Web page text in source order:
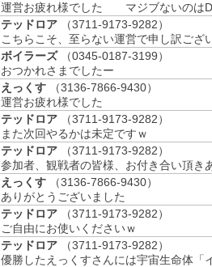
運営お疲れ様でした マジブないのは
テッドロア
（3711-9173-9282）
こちらこそ、至らない運営で申し訳ござ
ボイラーズ
（0345-0187-3199）
おつかれさまでしたー
えっくす
（3136-7866-9430）
運営お疲れ様でした
テッドロア
（3711-9173-9282）
また次回やるかは未定ですｗ
テッドロア
（3711-9173-9282）
参加者、観戦者の皆様、お付き合い頂き
えっくす
（3136-7866-9430）
ありがとうございました
テッドロア
（3711-9173-9282）
ご自由にお使いくださいｗ
テッドロア
（3711-9173-9282）
優勝したえっくすさんには宇宙生命体「